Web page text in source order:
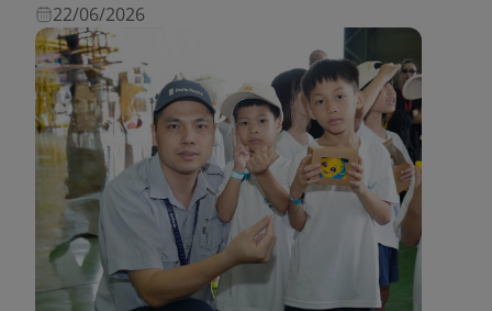
22/06/2026